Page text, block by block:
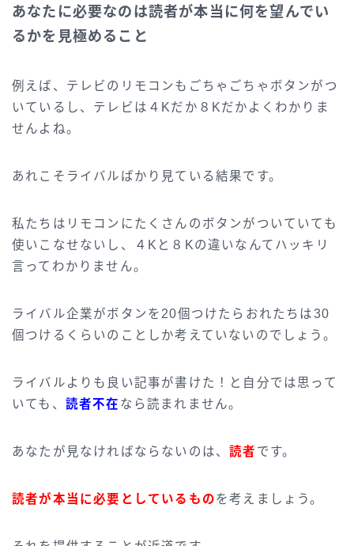
あなたに必要なのは読者が本当に何を望んでい
るかを見極めること
例えば、テレビのリモコンもごちゃごちゃボタンがつ
いているし、テレビは４Kだか８Kだかよくわかりま
せんよね。
あれこそライバルばかり見ている結果です。
私たちはリモコンにたくさんのボタンがついていても
使いこなせないし、４Kと８Kの違いなんてハッキリ
言ってわかりません。
ライバル企業がボタンを20個つけたらおれたちは30
個つけるくらいのことしか考えていないのでしょう。
ライバルよりも良い記事が書けた！と自分では思って
いても、 読者不在 なら読まれません。
あなたが見なければならないのは、読者 です。
読者が本当に必要としているものを考えましょう。